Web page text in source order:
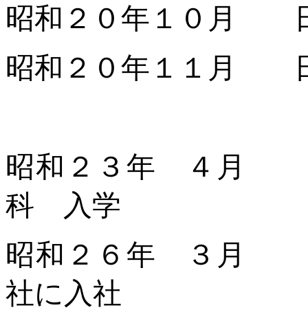
昭和２０年１０月
昭和２０年１１月
昭和２３年 ４月
科 入学
昭和２６年 ３月
社に入社